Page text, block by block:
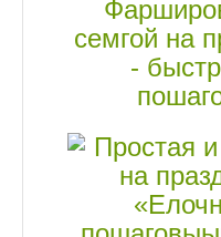
семгой на
-